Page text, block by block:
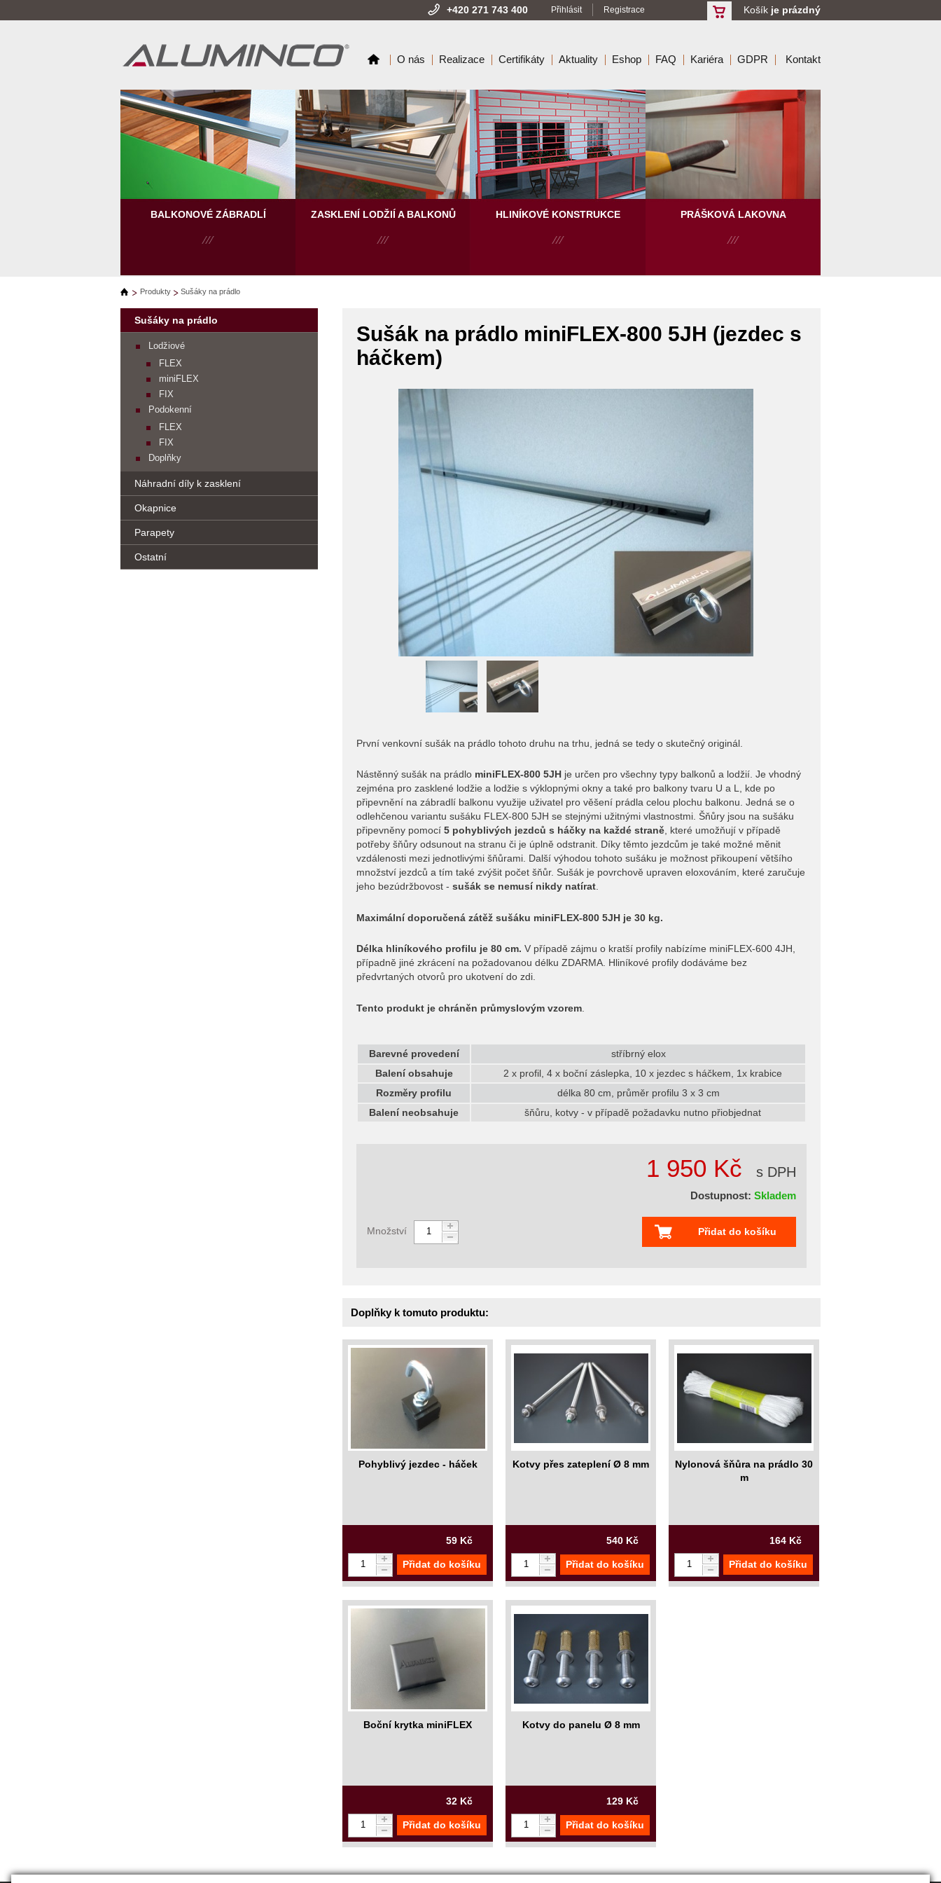
O nás Realizace Certifikáty Aktuality Eshop FAQ Kariéra GDPR Kontakt
+420 271 743 400 Přihlásit Registrace Košík je prázdný
BALKONOVÉ ZÁBRADLÍ ZASKLENÍ LODŽIÍ A BALKONŮ HLINÍKOVÉ KONSTRUKCE PRÁŠKOVÁ LAKOVNA
Produkty Sušáky na prádlo
Sušáky na prádlo
Lodžiové
FLEX
miniFLEX
FIX
Podokenní
FLEX
FIX
Doplňky
Náhradní díly k zasklení
Okapnice
Parapety
Ostatní
Sušák na prádlo miniFLEX-800 5JH (jezdec s
háčkem)
První venkovní sušák na prádlo tohoto druhu na trhu, jedná se tedy o skutečný originál.
Nástěnný sušák na prádlo miniFLEX-800 5JH je určen pro všechny typy balkonů a lodžií. Je vhodný
zejména pro zasklené lodžie a lodžie s výklopnými okny a také pro balkony tvaru U a L, kde po
připevnění na zábradlí balkonu využije uživatel pro věšení prádla celou plochu balkonu. Jedná se o
odlehčenou variantu sušáku FLEX-800 5JH se stejnými užitnými vlastnostmi. Šňůry jsou na sušáku
připevněny pomocí 5 pohyblivých jezdců s háčky na každé straně, které umožňují v případě
potřeby šňůry odsunout na stranu či je úplně odstranit. Díky těmto jezdcům je také možné měnit
vzdálenosti mezi jednotlivými šňůrami. Další výhodou tohoto sušáku je možnost přikoupení většího
množství jezdců a tím také zvýšit počet šňůr. Sušák je povrchově upraven eloxováním, které zaručuje
jeho bezúdržbovost - sušák se nemusí nikdy natírat.
Maximální doporučená zátěž sušáku miniFLEX-800 5JH je 30 kg.
Délka hliníkového profilu je 80 cm. V případě zájmu o kratší profily nabízíme miniFLEX-600 4JH,
případně jiné zkrácení na požadovanou délku ZDARMA. Hliníkové profily dodáváme bez
předvrtaných otvorů pro ukotvení do zdi.
Tento produkt je chráněn průmyslovým vzorem
Barevné provedení
stříbrný elox
Balení obsahuje
2 x profil, 4 x boční záslepka, 10 x jezdec s háčkem, 1x krabice
Rozměry profilu
délka 80 cm, průměr profilu 3 x 3 cm
Balení neobsahuje
šňůru, kotvy - v případě požadavku nutno přiobjednat
1 950 Kč s DPH
Dostupnost: Skladem
Množství Přidat do košíku
Doplňky k tomuto produktu:
Pohyblivý jezdec - háček
59 Kč
Přidat do košíku
Kotvy přes zateplení Ø 8 mm
540 Kč
Přidat do košíku
Nylonová šňůra na prádlo 30
m
164 Kč
Přidat do košíku
Boční krytka miniFLEX
32 Kč
Přidat do košíku
Kotvy do panelu Ø 8 mm
129 Kč
Přidat do košíku